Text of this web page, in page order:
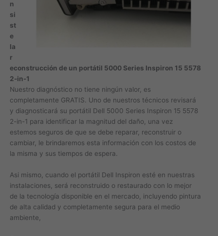
n
si
st
e
la
r
econstrucción de un portátil 5000 Series Inspiron 15 5578
2-in-1
Nuestro diagnóstico no tiene ningún valor, es
completamente GRATIS. Uno de nuestros técnicos revisará
y diagnosticará su portátil Dell 5000 Series Inspiron 15 5578
2-in-1 para identificar la magnitud del daño, una vez
estemos seguros de que se debe reparar, reconstruir o
cambiar, le brindaremos esta información con los costos de
la misma y sus tiempos de espera.
Asi mismo, cuando el portátil Dell Inspiron esté en nuestras
instalaciones, será reconstruido o restaurado con lo mejor
de la tecnología disponible en el mercado, incluyendo pintura
de alta calidad y completamente segura para el medio
ambiente,